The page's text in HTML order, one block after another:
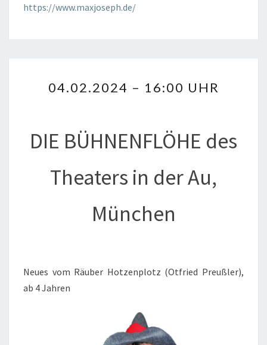
https://www.maxjoseph.de/
–
04.02.2024 – 16:00 UHR
DIE BÜHNENFLÖHE des
Theaters in der Au,
München
Neues vom Räuber Hotzenplotz (Otfried Preußler),
ab 4 Jahren